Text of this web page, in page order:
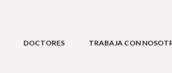
DOCTORES TRABAJA CON